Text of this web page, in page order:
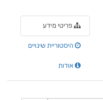
פריטי מידע
היסטוריית שינויים
אודות